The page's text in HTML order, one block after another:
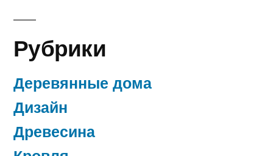
Рубрики
Деревянные дома
Дизайн
Древесина